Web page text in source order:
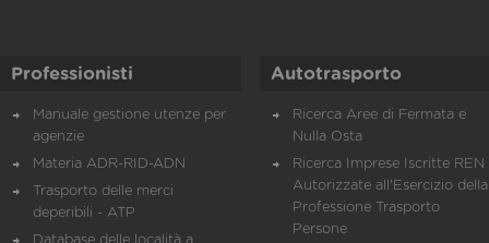
Professionisti
Manuale gestione utenze per
agenzie
Materia ADR-RID-ADN
Trasporto delle merci
deperibili - ATP
Database delle località a
Autotrasporto
Ricerca Aree di Fermata e
Nulla Osta
Ricerca Imprese Iscritte REN
Autorizzate all'Esercizio della
Professione Trasporto
Persone